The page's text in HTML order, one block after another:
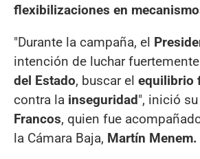
flexibilizaciones en
"Durante la campaña, el
intención de luchar
del Estado, buscar el equilibrio
contra la inseguridad", inició
Francos, quien fue
la Cámara Baja, Martín Menem.